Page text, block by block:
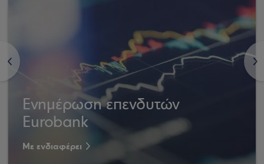
<
Ενημέρωση επενδυτών
Eurobank
Με ενδιαφέρει
>